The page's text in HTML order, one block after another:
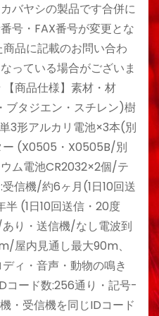
バヤシの製品です合併に
号・FAX番号が変更とな
品に記載のお問い合わ
っている場合がございま
商品仕様】素材・材
ブタジエン・スチレン)樹
3形アルカリ電池×3本(別
ー (X0505・X0505B/別
ム電池CR2032×2個/テ
信機/約6ヶ月(1日10回送
(1日10回送信・20度
り・送信機/なし電波到
屋内見通し最大90m、
ィ・音声・動物の鳴き
コード数:256通り・記号-
・受信機を同じIDコード